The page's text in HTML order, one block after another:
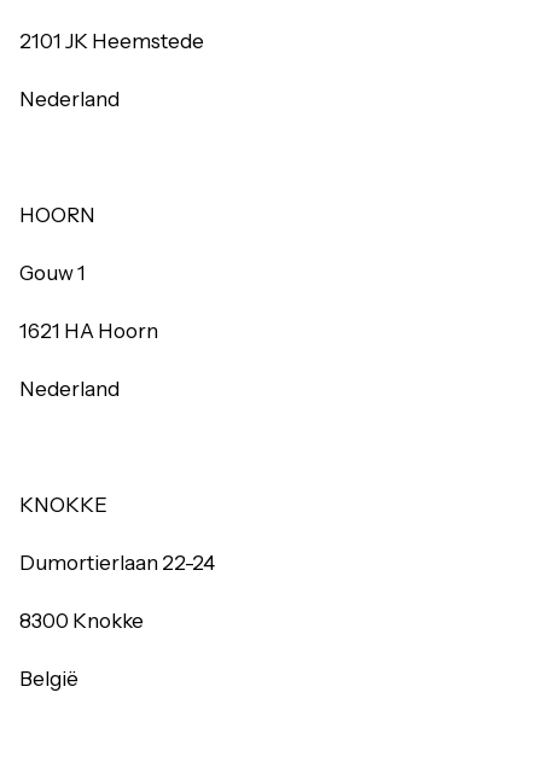
2101 JK Heemstede
Nederland
HOORN
Gouw 1
1621 HA Hoorn
Nederland
KNOKKE
Dumortierlaan 22-24
8300 Knokke
België